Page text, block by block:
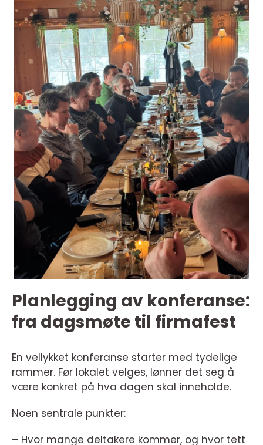
Planlegging av konferanse:
fra dagsmøte til firmafest
En vellykket konferanse starter med tydelige
rammer. Før lokalet velges, lønner det seg å
være konkret på hva dagen skal inneholde.
Noen sentrale punkter:
– Hvor mange deltakere kommer, og hvor tett